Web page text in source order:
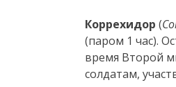
Коррехидор (
(паром 1 час).
время Второй
солдатам,